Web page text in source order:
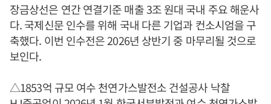
장금상선은 연간 연결기준 매출 3조 원대 국내 주요 해운사
다. 국제신문 인수를 위해 국내 다른 기업과 컨소시엄을 구
축했다. 이번 인수전은 2026년 상반기 중 마무리될 것으로
보인다.
△1853억 규모 여수 천연가스발전소 건설공사 낙찰